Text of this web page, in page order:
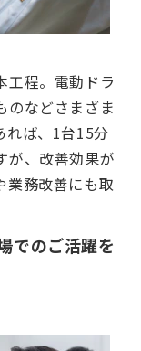
工程。電動ドラ
のなどさまざま
れば、1台15分
が、改善効果が
業務改善にも取
でのご活躍を